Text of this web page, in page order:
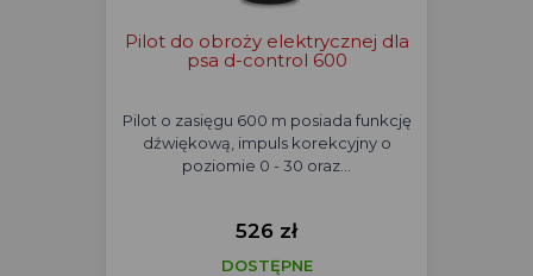
Pilot do obroży elektrycznej dla
psa d-control 600
Pilot o zasięgu 600 m posiada funkcję
dźwiękową, impuls korekcyjny o
poziomie 0 - 30 oraz…
526 zł
DOSTĘPNE